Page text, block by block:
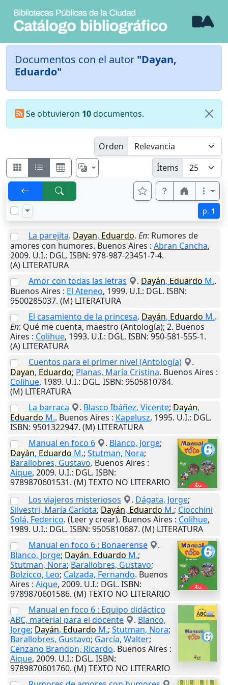
Documentos con el autor "Dayan,
Eduardo"
Se obtuvieron 10documentos.
Orden
Ítems
p. 1
La parejita. Dayan, Eduardo. En: Rumores de
amores con humores. Buenos Aires : Abran Cancha,
2009. U.I.: DGL. ISBN: 978-987-23451-7-4.
(A) LITERATURA
Amor con todas las letras
. Dayán, Eduardo M..
Buenos Aires : El Ateneo, 1999. U.I.: DGL. ISBN:
9500285037. (M) LITERATURA
El casamiento de la princesa. Dayán, Eduardo M..
En: Qué me cuenta, maestro (Antología); 2. Buenos
Aires : Colihue, 1993. U.I.: DGL. ISBN: 950-581-555-1.
(A) LITERATURA
Cuentos para el primer nivel (Antología)
.
Dayan, Eduardo; Planas, María Cristina. Buenos Aires :
Colihue, 1989. U.I.: DGL. ISBN: 9505810784.
(M) LITERATURA
La barraca
. Blasco Ibáñez, Vicente; Dayán,
Eduardo M.. Buenos Aires : Kapelusz, 1995. U.I.: DGL.
ISBN: 9501322947. (M) LITERATURA
Manual en foco 6
. Blanco, Jorge;
Dayán, Eduardo M.; Stutman, Nora;
Barallobres, Gustavo. Buenos Aires :
Aique, 2009. U.I.: DGL. ISBN:
9789870601531. (M) TEXTO NO LITERARIO
Los viajeros misteriosos
. Dágata, Jorge;
Silvestri, María Carlota; Dayán, Eduardo M.; Ciocchini
Solá, Federico. (Leer y crear). Buenos Aires : Colihue,
1989. U.I.: DGL. ISBN: 9505810687. (M) LITERATURA
Manual en foco 6 : Bonaerense
.
Blanco, Jorge; Dayán, Eduardo M.;
Stutman, Nora; Barallobres, Gustavo;
Bolzicco, Leo; Calzada, Fernando. Buenos
Aires : Aique, 2009. U.I.: DGL. ISBN:
9789870601586. (M) TEXTO NO LITERARIO
Manual en foco 6 : Equipo didáctico
ABC, material para el docente
. Blanco,
Jorge; Dayán, Eduardo M.; Stutman, Nora;
Barallobres, Gustavo; García, Walter;
Cenzano Brandon, Ricardo. Buenos Aires :
Aique, 2009. U.I.: DGL. ISBN:
9789870601760. (M) TEXTO NO LITERARIO